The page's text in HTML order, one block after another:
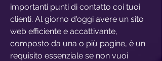
importanti punti di contatto coi tuoi
clienti. Al giorno d'oggi avere un sito
web efficiente e accattivante,
composto da una o più pagine, è un
requisito essenziale se non vuoi